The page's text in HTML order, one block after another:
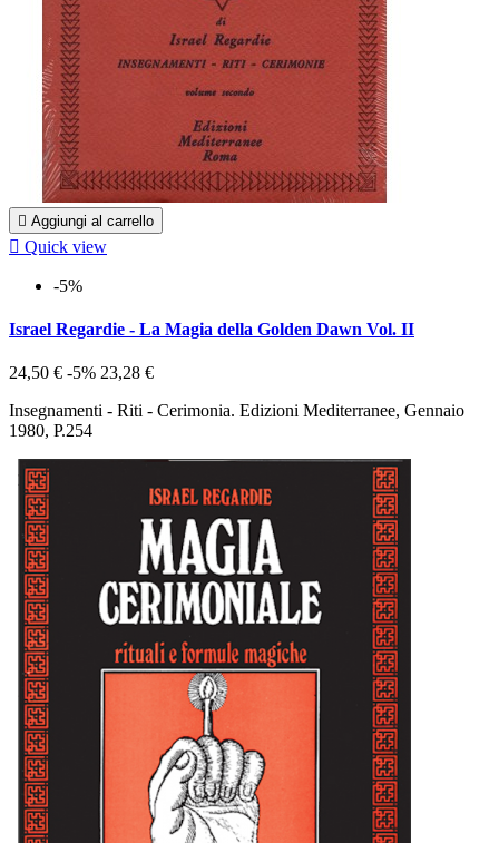
 Aggiungi al carrello
 Quick view
-5%
Israel Regardie - La Magia della Golden Dawn Vol. II
24,50 € -5% 23,28 €
Insegnamenti - Riti - Cerimonia. Edizioni Mediterranee, Gennaio
1980, P.254